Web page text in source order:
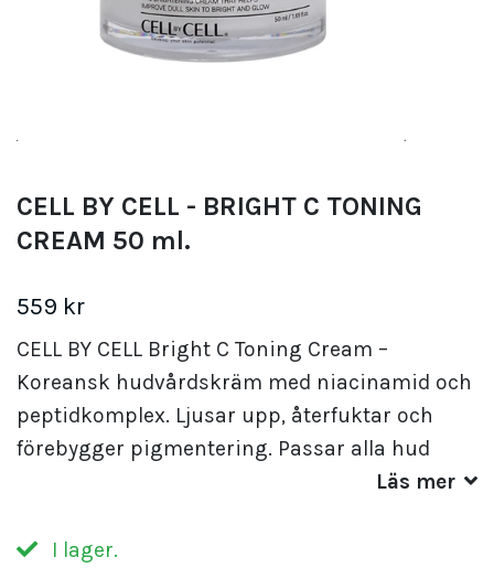
CELL BY CELL - BRIGHT C TONING
CREAM 50 ml.
559 kr
CELL BY CELL Bright C Toning Cream –
Koreansk hudvårdskräm med niacinamid och
peptidkomplex. Ljusar upp, återfuktar och
förebygger pigmentering. Passar alla hud
Läs mer
I lager.